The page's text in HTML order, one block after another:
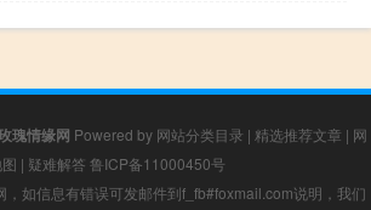
瑰情缘网 Powered by 网站分类目录 | 精选推荐文章 | 网
| 疑难解答 鲁ICP备11000450号
，如信息有错误可发邮件到f_fb#foxmail.com说明，我们